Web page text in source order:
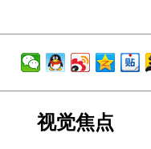
视觉焦点